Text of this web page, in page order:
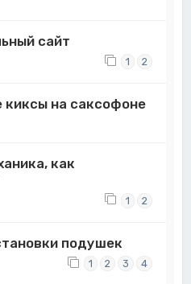
сайт
1 2
киксы на саксофоне
как
1 2
подушек
1 2 3 4